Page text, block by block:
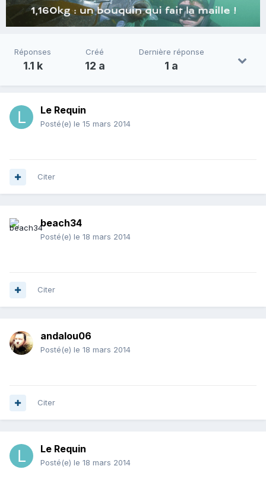
Réponses
1.1 k
Créé
12 a
Dernière réponse
1 a
Le Requin
Posté(e) le 15 mars 2014
Citer
beach34
Posté(e) le 18 mars 2014
Citer
andalou06
Posté(e) le 18 mars 2014
Citer
Le Requin
Posté(e) le 18 mars 2014